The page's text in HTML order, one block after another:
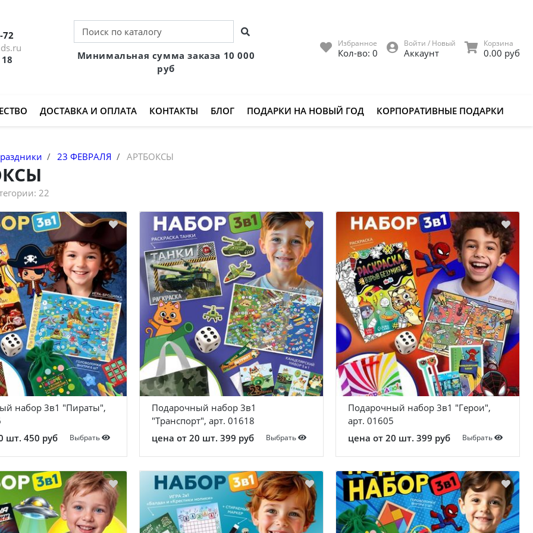
72
Минимальная сумма заказа 10 000
руб
Избранное
Кол-во: 0
Войти / Новый
Аккаунт
Корзина
0.00 руб
ДОСТАВКА И ОПЛАТА КОНТАКТЫ БЛОГ ПОДАРКИ НА НОВЫЙ ГОД КОРПОРАТИВНЫЕ ПОДАРКИ
23 ФЕВРАЛЯ АРТБОКСЫ
22
набор 3в1 "Пираты",
шт. 450 руб
Выбрать
Подарочный набор 3в1
"Транспорт", арт. 01618
цена от 20 шт. 399 руб
Выбрать
Подарочный набор 3в1 "Герои",
арт. 01605
цена от 20 шт. 399 руб
Выбрать